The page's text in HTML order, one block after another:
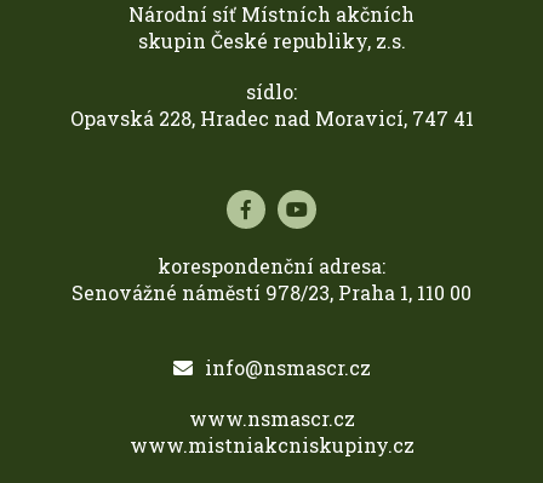
Národní síť Místních akčních
skupin České republiky, z.s.
sídlo:
Opavská 228, Hradec nad Moravicí, 747 41
korespondenční adresa:
Senovážné náměstí 978/23, Praha 1, 110 00
info@nsmascr.cz
www.nsmascr.cz
www.mistniakcniskupiny.cz